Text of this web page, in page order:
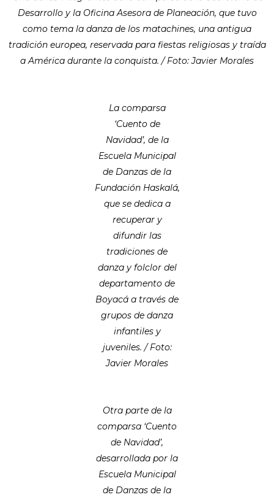
Desarrollo y la Oficina Asesora de Planeación, que tuvo
como tema la danza de los matachines, una antigua
tradición europea, reservada para fiestas religiosas y traída
a América durante la conquista. / Foto: Javier Morales
La comparsa
‘Cuento de
Navidad’, de la
Escuela Municipal
de Danzas de la
Fundación Haskalá,
que se dedica a
recuperar y
difundir las
tradiciones de
danza y folclor del
departamento de
Boyacá a través de
grupos de danza
infantiles y
juveniles. / Foto:
Javier Morales
Otra parte de la
comparsa ‘Cuento
de Navidad’,
desarrollada por la
Escuela Municipal
de Danzas de la